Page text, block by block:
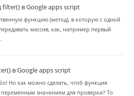
filter() в Google apps script
функцию (метод), в которую с одной
массив, как, например первый
в Google apps script
Но как можно сделать, чтоб функция
переменным значением для проверки? То